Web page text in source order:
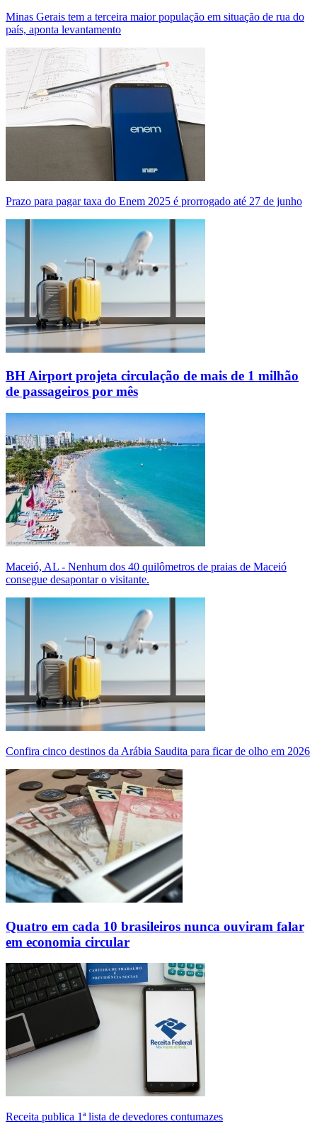
Minas Gerais tem a terceira maior população em situação de rua do
país, aponta levantamento
Prazo para pagar taxa do Enem 2025 é prorrogado até 27 de junho
BH Airport projeta circulação de mais de 1 milhão
de passageiros por mês
Maceió, AL - Nenhum dos 40 quilômetros de praias de Maceió
consegue desapontar o visitante.
Confira cinco destinos da Arábia Saudita para ficar de olho em 2026
Quatro em cada 10 brasileiros nunca ouviram falar
em economia circular
Receita publica 1ª lista de devedores contumazes